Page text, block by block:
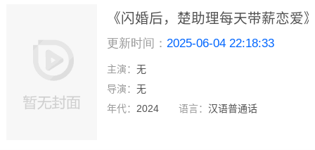
《闪婚后，楚助理每天带薪恋爱
费在线观看 -pa百家乐
更新时间： 2025-06-04 22:18:33
主演： 无
导演： 无
年代： 2024 语言： 汉语普通话